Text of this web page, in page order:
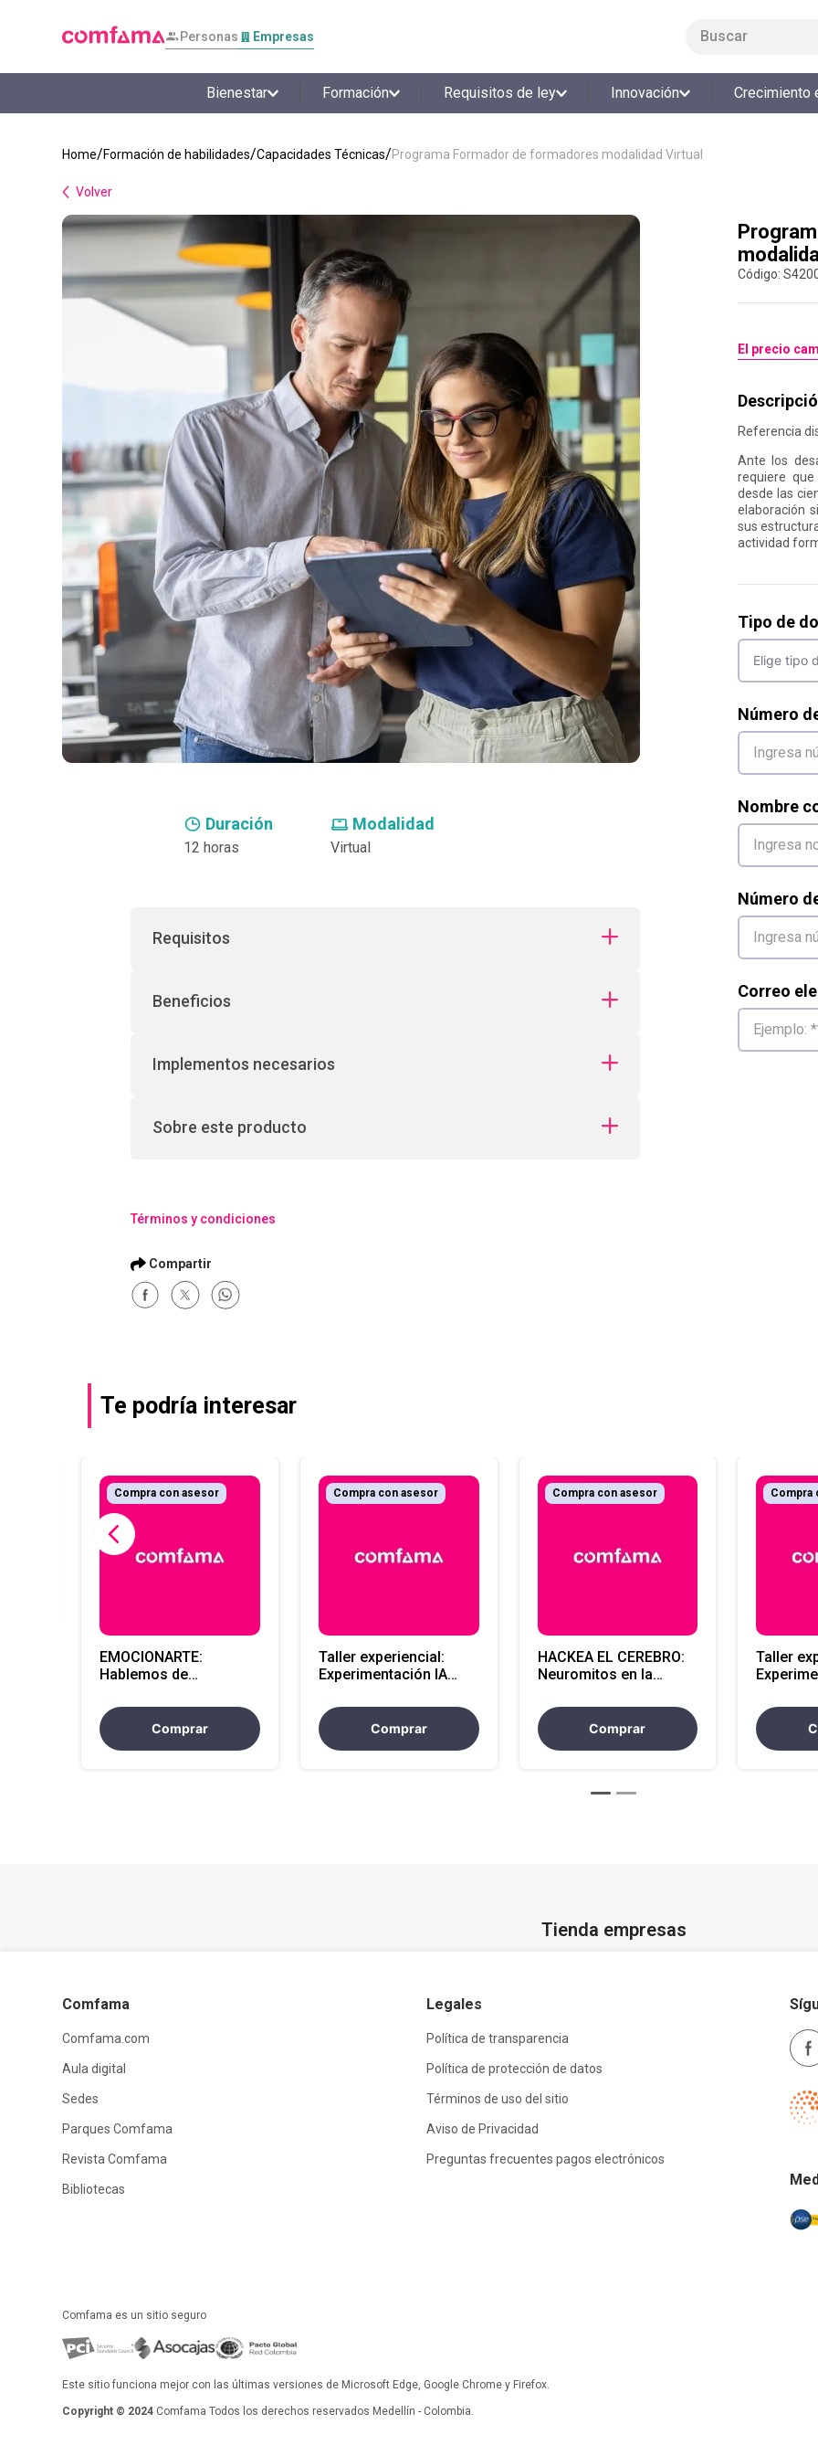
Personas Empresas
Bienestar Formación Requisitos de ley Innovación Crecimiento
Formación de habilidades Capacidades Técnicas Programa Formador de formadores modalidad Virtual
Volver
Duración
12 horas
Modalidad
Virtual
Requisitos
Beneficios
Implementos necesarios
Sobre este producto
Términos y condiciones
:
El precio
Referencia
Ante los
requiere
desde las
elaboración
sus
actividad
Tipo de
Número
Nombre
Número
Correo
Te podría interesar
EMOCIONARTE:
Hablemos de
educación - Presencial
Comprar
Compra con asesor
Taller experiencial:
Experimentación IA
virtual
Comprar
Compra con asesor
HACKEA EL CEREBRO:
Neuromitos en la
Comprar
Compra con asesor
Taller
Compra
Tienda empresas
Comfama
Comfama.com
Aula digital
Sedes
Parques Comfama
Revista Comfama
Bibliotecas
Legales
Política de transparencia
Política de protección de datos
Términos de uso del sitio
Aviso de Privacidad
Preguntas frecuentes pagos electrónicos
Comfama es un sitio seguro
Este sitio funciona mejor con las últimas versiones de Microsoft Edge, Google Chrome y Firefox.
Copyright © 2024 Comfama Todos los derechos reservados Medellín - Colombia.
LO MÁS BUSCADO
1.
smart fit
talleres creativos
refrigerio
retiro laboral